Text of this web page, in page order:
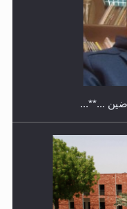
في مكتبة مدينة
...**...